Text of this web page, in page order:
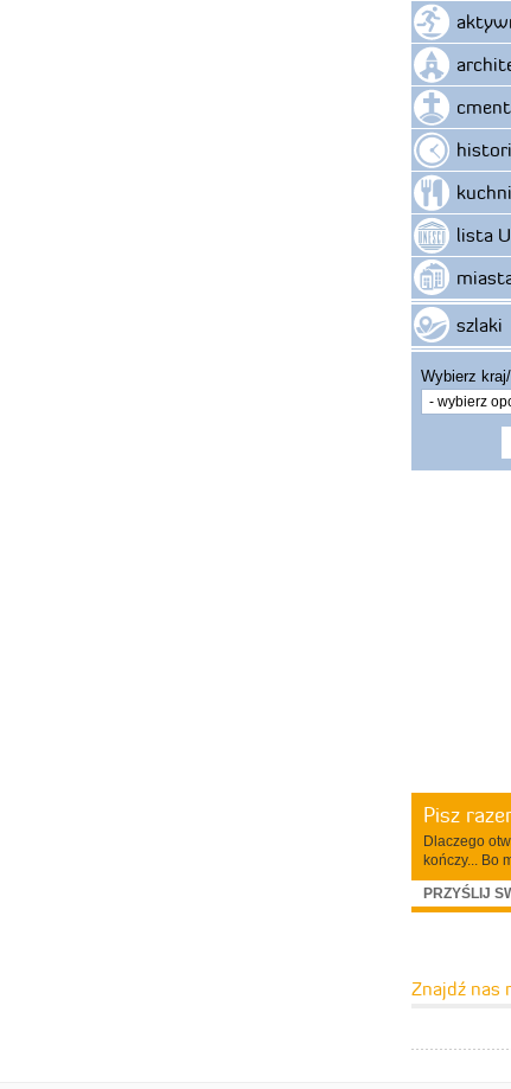
lista
szlaki
Wybierz
Pisz
Dlaczego
kończy... Bo
PRZYŚLIJ
Znajdź nas